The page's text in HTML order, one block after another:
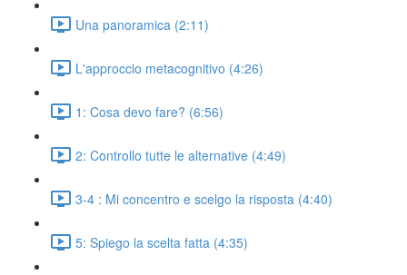
Una panoramica (2:11)
L'approccio metacognitivo (4:26)
1: Cosa devo fare? (6:56)
2: Controllo tutte le alternative (4:49)
3-4 : Mi concentro e scelgo la risposta (4:40)
5: Spiego la scelta fatta (4:35)